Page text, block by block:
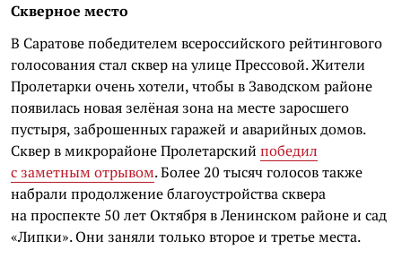
Скверное место
В Саратове победителем всероссийского рейтингового
голосования стал сквер на улице Прессовой. Жители
Пролетарки очень хотели, чтобы в Заводском районе
появилась новая зелёная зона на месте заросшего
пустыря, заброшенных гаражей и аварийных домов.
Сквер в микрорайоне Пролетарский победил
с заметным отрывом. Более 20 тысяч голосов также
набрали продолжение благоустройства сквера
на проспекте 50 лет Октября в Ленинском районе и сад
«Липки». Они заняли только второе и третье места.